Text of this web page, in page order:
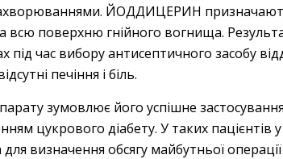
ЙОДДИЦЕРИН
всю поверхню гнійного вогнища.
під час вибору антисептичного засобу
печіння і біль.
зумовлює його успішне
цукрового діабету. У таких пацієнтів
визначення обсягу майбутньої